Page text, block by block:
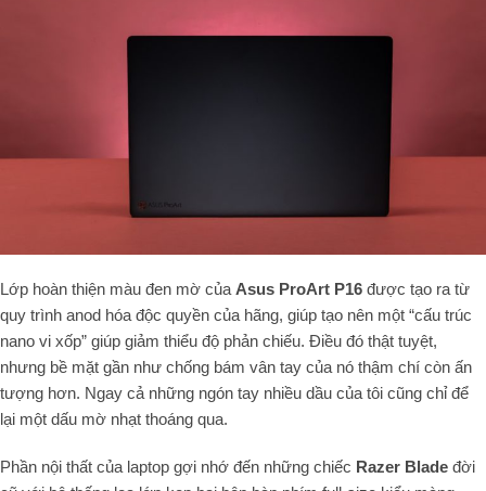
Lớp hoàn thiện màu đen mờ của Asus ProArt P16 được tạo ra từ
quy trình anod hóa độc quyền của hãng, giúp tạo nên một “cấu trúc
nano vi xốp” giúp giảm thiểu độ phản chiếu. Điều đó thật tuyệt,
nhưng bề mặt gần như chống bám vân tay của nó thậm chí còn ấn
tượng hơn. Ngay cả những ngón tay nhiều dầu của tôi cũng chỉ để
lại một dấu mờ nhạt thoáng qua.
Phần nội thất của laptop gợi nhớ đến những chiếc Razer Blade đời